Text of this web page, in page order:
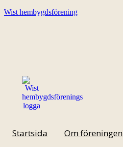
Wist hembygdsförening
Startsida Om föreningen